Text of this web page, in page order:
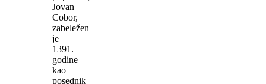
Jovan
Cobor,
zabeležen
je
1391.
godine
kao
posednik